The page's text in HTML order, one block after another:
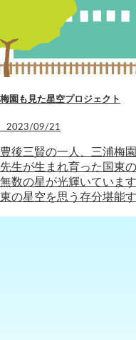
梅園も見た星空プロジェクト
2023/09/21
豊後三賢の一人、三浦梅
先生が生まれ育った国東
無数の星が光輝いていま
東の星空を思う存分堪能